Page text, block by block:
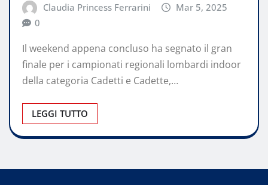
Claudia Princess Ferrarini
Mar 5, 2025
0
Il weekend appena concluso ha segnato il gran
finale per i campionati regionali lombardi indoor
della categoria Cadetti e Cadette,…
LEGGI TUTTO